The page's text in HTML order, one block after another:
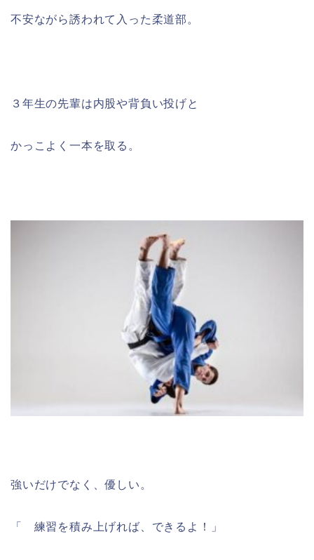
不安ながら誘われて入った柔道部。
３年生の先輩は内股や背負い投げと
かっこよく一本を取る。
強いだけでなく、優しい。
「 練習を積み上げれば、できるよ！」